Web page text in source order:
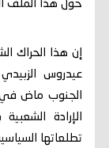
حول هذا الملف
إن هذا الحراك
عيدروس
الإرادة
تطلعاتها